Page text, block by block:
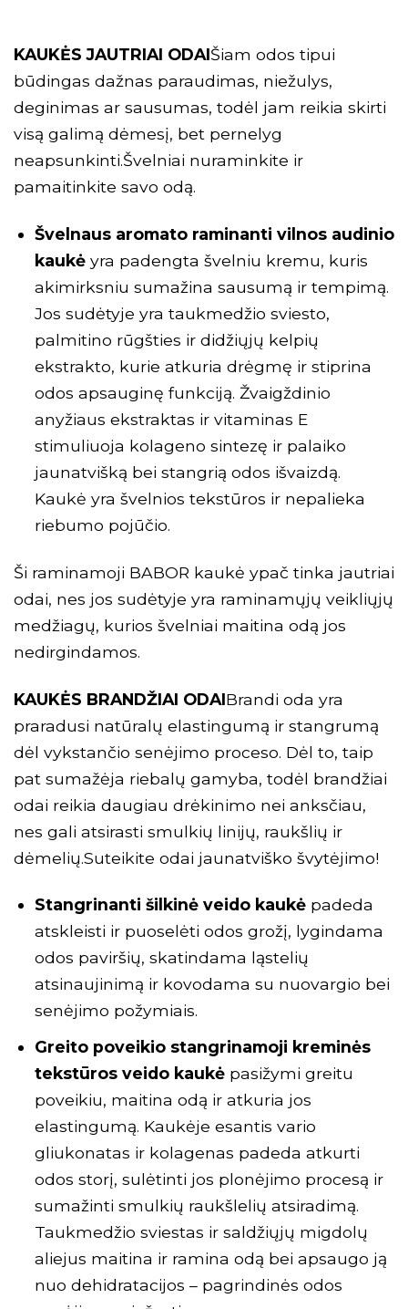
KAUKĖS JAUTRIAI ODAIŠiam odos tipui
būdingas dažnas paraudimas, niežulys,
deginimas ar sausumas, todėl jam reikia skirti
visą galimą dėmesį, bet pernelyg
neapsunkinti.Švelniai nuraminkite ir
pamaitinkite savo odą.
Švelnaus aromato raminanti vilnos audinio
kaukėyra padengta švelniu kremu, kuris
akimirksniu sumažina sausumą ir tempimą.
Jos sudėtyje yra taukmedžio sviesto,
palmitino rūgšties ir didžiųjų kelpių
ekstrakto, kurie atkuria drėgmę ir stiprina
odos apsauginę funkciją. Žvaigždinio
anyžiaus ekstraktas ir vitaminas E
stimuliuoja kolageno sintezę ir palaiko
jaunatvišką bei stangrią odos išvaizdą.
Kaukė yra švelnios tekstūros ir nepalieka
riebumo pojūčio.
Ši raminamoji BABOR kaukė ypač tinka jautriai
odai, nes jos sudėtyje yra raminamųjų veikliųjų
medžiagų, kurios švelniai maitina odą jos
nedirgindamos.
KAUKĖS BRANDŽIAI ODAIBrandi oda yra
praradusi natūralų elastingumą ir stangrumą
dėl vykstančio senėjimo proceso. Dėl to, taip
pat sumažėja riebalų gamyba, todėl brandžiai
odai reikia daugiau drėkinimo nei anksčiau,
nes gali atsirasti smulkių linijų, raukšlių ir
dėmelių.Suteikite odai jaunatviško švytėjimo!
Stangrinanti šilkinė veido kaukėpadeda
atskleisti ir puoselėti odos grožį, lygindama
odos paviršių, skatindama ląstelių
atsinaujinimą ir kovodama su nuovargio bei
senėjimo požymiais.
Greito poveikio stangrinamoji kreminės
tekstūros veido kaukėpasižymi greitu
poveikiu, maitina odą ir atkuria jos
elastingumą. Kaukėje esantis vario
gliukonatas ir kolagenas padeda atkurti
odos storį, sulėtinti jos plonėjimo procesą ir
sumažinti smulkių raukšlelių atsiradimą.
Taukmedžio sviestas ir saldžiųjų migdolų
aliejus maitina ir ramina odą bei apsaugo ją
nuo dehidratacijos – pagrindinės odos